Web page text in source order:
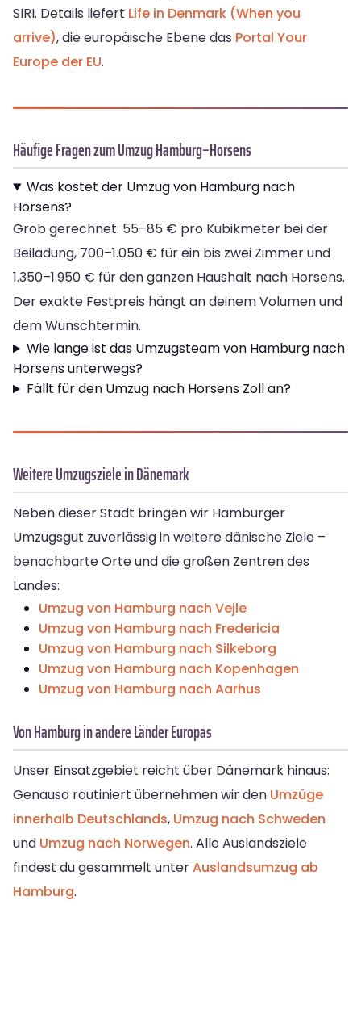
SIRI. Details liefert Life in Denmark (When you
arrive), die europäische Ebene das Portal Your
Europe der EU.
Häufige Fragen zum Umzug Hamburg–Horsens
Was kostet der Umzug von Hamburg nach
Horsens?
Grob gerechnet: 55–85 € pro Kubikmeter bei der
Beiladung, 700–1.050 € für ein bis zwei Zimmer und
1.350–1.950 € für den ganzen Haushalt nach Horsens.
Der exakte Festpreis hängt an deinem Volumen und
dem Wunschtermin.
Wie lange ist das Umzugsteam von Hamburg nach
Horsens unterwegs?
Fällt für den Umzug nach Horsens Zoll an?
Weitere Umzugsziele in Dänemark
Neben dieser Stadt bringen wir Hamburger
Umzugsgut zuverlässig in weitere dänische Ziele –
benachbarte Orte und die großen Zentren des
Landes:
Umzug von Hamburg nach Vejle
Umzug von Hamburg nach Fredericia
Umzug von Hamburg nach Silkeborg
Umzug von Hamburg nach Kopenhagen
Umzug von Hamburg nach Aarhus
Von Hamburg in andere Länder Europas
Unser Einsatzgebiet reicht über Dänemark hinaus:
Genauso routiniert übernehmen wir den Umzüge
innerhalb Deutschlands, Umzug nach Schweden
und Umzug nach Norwegen. Alle Auslandsziele
findest du gesammelt unterAuslandsumzug ab
Hamburg.